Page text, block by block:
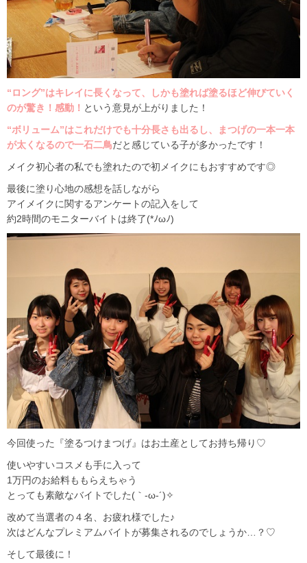
“ロング”はキレイに長くなって、しかも塗れば塗るほど伸びていく
のが驚き！感動！ という意見が上がりました！
“ボリューム”はこれだけでも十分長さも出るし、まつげの一本一本
が太くなるので一石二鳥だと感じている子が多かったです！
メイク初心者の私でも塗れたので初メイクにもおすすめです◎
最後に塗り心地の感想を話しながら
アイメイクに関するアンケートの記入をして
約2時間のモニターバイトは終了(*ﾉωﾉ)
今回使った『塗るつけまつげ』はお土産としてお持ち帰り♡
使いやすいコスメも手に入って
1万円のお給料ももらえちゃう
とっても素敵なバイトでした(｀-ω-´)✧
改めて当選者の４名、お疲れ様でした♪
次はどんなプレミアムバイトが募集されるのでしょうか…？♡
そして最後に！